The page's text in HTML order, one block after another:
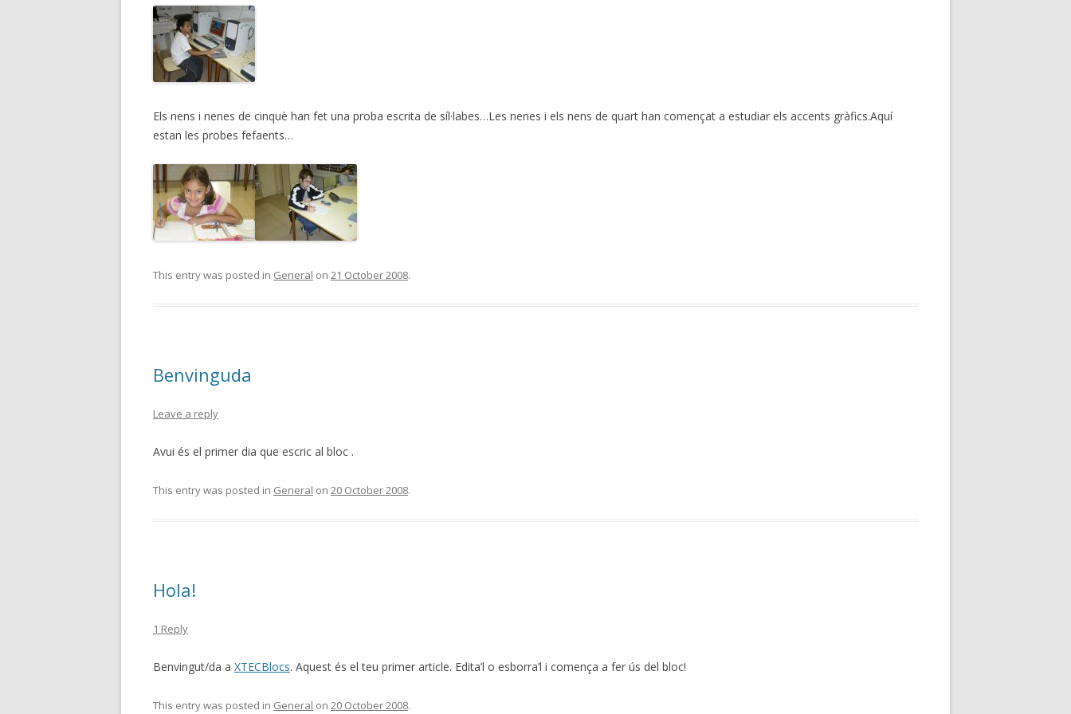
Els nens i nenes de cinquè han fet una proba escrita de síl·labes…Les nenes i els nens de quart han començat a estudiar els accents gràfics.Aquí
estan les probes fefaents…
This entry was posted in General on 21 October 2008.
Benvinguda
Leave a reply
Avui és el primer dia que escric al bloc .
This entry was posted in General on 20 October 2008.
Hola!
1 Reply
Benvingut/da a XTECBlocs. Aquest és el teu primer article. Edita’l o esborra’l i comença a fer ús del bloc!
This entry was posted in General on 20 October 2008.